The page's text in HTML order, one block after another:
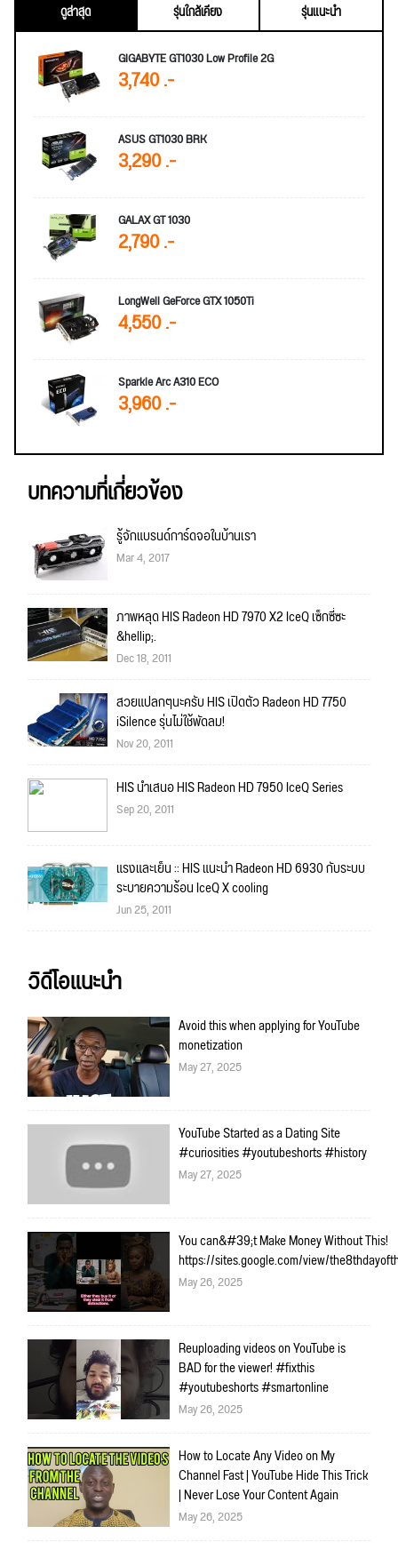
ดูล่าสุด รุ่นใกล้เคียง
รุ่นแนะนำ
GIGABYTE GT1030 Low Profile 2G
3,740 .-
ASUS GT1030 BRK
3,290 .-
GALAX GT 1030
2,790 .-
LongWell GeForce GTX 1050Ti
4,550 .-
Sparkle Arc A310 ECO
3,960 .-
บทความที่เกี่ยวข้อง
รู้จักแบรนด์การ์ดจอในบ้านเรา
Mar 4, 2017
ภาพหลุด HIS Radeon HD 7970 X2 IceQ เซ็กซี่ซะ
&hellip;.
Dec 18, 2011
สวยแปลกๆนะครับ HIS เปิดตัว Radeon HD 7750
iSilence รุ่นไม่ใช้พัดลม!
Nov 20, 2011
HIS นำเสนอ HIS Radeon HD 7950 IceQ Series
Sep 20, 2011
แรงและเย็น :: HIS แนะนำ Radeon HD 6930 กับระบบ
ระบายความร้อน IceQ X cooling
Jun 25, 2011
วิดีโอแนะนำ
Avoid this when applying for YouTube
monetization
May 27, 2025
YouTube Started as a Dating Site
#curiosities #youtubeshorts #history
May 27, 2025
You can&#39;t Make Money Without This!
https://sites.google.com/view/
May 26, 2025
Reuploading videos on YouTube is
BAD for the viewer! #fixthis
#youtubeshorts #smartonline
May 26, 2025
How to Locate Any Video on My
Channel Fast | YouTube Hide This Trick
| Never Lose Your Content Again
May 26, 2025